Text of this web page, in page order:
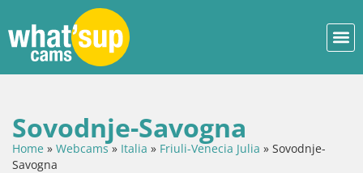
Sovodnje-Savogna
Home » Webcams» Italia » Friuli-Venecia Julia » Sovodnje-
Savogna